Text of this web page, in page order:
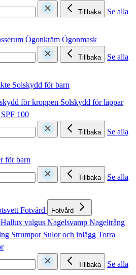
Tillbaka
Se alla
Ögonkräm Ögonmask
Tillbaka
Se alla
Solskydd för barn
för kroppen Solskydd för läppar
SPF 100
Tillbaka
Se alla
för barn
Tillbaka
Se alla
Fotvård Fotvård
Hallux valgus Nagelsvamp Nageltrång
Strumpor Sulor och inlägg Torra
Tillbaka
Se alla